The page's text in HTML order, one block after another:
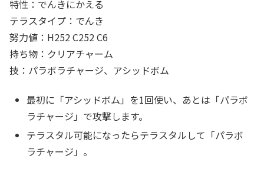
特性：でんきにかえる
テラスタイプ：でんき
努力値：H252 C252 C6
持ち物：クリアチャーム
技：パラボラチャージ、アシッドボム
最初に「アシッドボム」を1回使い、あとは「パラボ
ラチャージ」で攻撃します。
テラスタル可能になったらテラスタルして「パラボ
ラチャージ」。